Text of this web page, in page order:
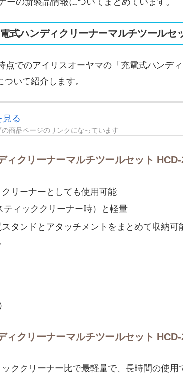
式ハンディクリーナーマルチツールセ
点でのアイリスオーヤマの「充電式ハンデ
いて紹介します。
見る
ィクリーナーマルチツールセット
クリーナーとしても使用可能
ティッククリーナー時）と軽量
タンドとアタッチメントをまとめて収納可
ィクリーナーマルチツールセット
ッククリーナー比で最軽量で、長時間の使用